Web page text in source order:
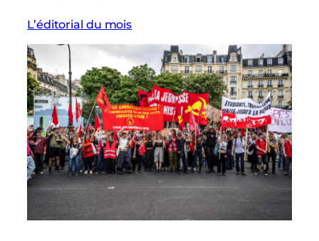
L’éditorial du mois